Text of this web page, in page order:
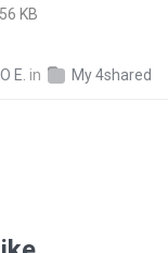
56 KB
E. in My 4shared